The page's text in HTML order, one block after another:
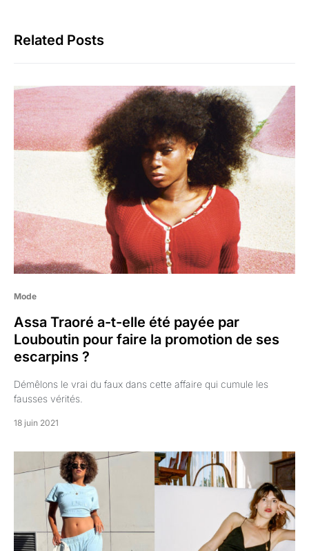
Related Posts
Mode
Assa Traoré a-t-elle été payée par
Louboutin pour faire la promotion de ses
escarpins ?
Démêlons le vrai du faux dans cette affaire qui cumule les
fausses vérités.
18 juin 2021